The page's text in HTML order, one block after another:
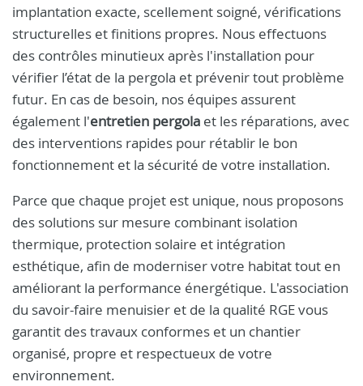
implantation exacte, scellement soigné, vérifications
structurelles et finitions propres. Nous effectuons
des contrôles minutieux après l'installation pour
vérifier l’état de la pergola et prévenir tout problème
futur. En cas de besoin, nos équipes assurent
également l'entretien pergola et les réparations, avec
des interventions rapides pour rétablir le bon
fonctionnement et la sécurité de votre installation.
Parce que chaque projet est unique, nous proposons
des solutions sur mesure combinant isolation
thermique, protection solaire et intégration
esthétique, afin de moderniser votre habitat tout en
améliorant la performance énergétique. L'association
du savoir-faire menuisier et de la qualité RGE vous
garantit des travaux conformes et un chantier
organisé, propre et respectueux de votre
environnement.